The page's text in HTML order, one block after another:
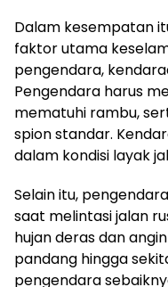
Dalam kesempatan
faktor utama
pengendara,
Pengendara harus
mematuhi rambu,
spion standar.
dalam kondisi layak
Selain itu,
saat melintasi jalan
hujan deras dan
pandang hingga
pengendara